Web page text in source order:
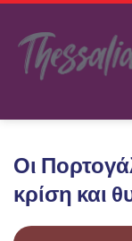
Οι
κρίση και